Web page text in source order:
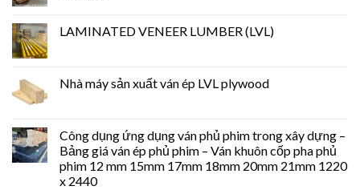
LAMINATED VENEER LUMBER (LVL)
Nhà máy sản xuất ván ép LVL plywood
Công dụng ứng dụng ván phủ phim trong xây dựng –
Bảng giá ván ép phủ phim – Ván khuôn cốp pha phủ
phim 12 mm 15mm 17mm 18mm 20mm 21mm 1220
x 2440